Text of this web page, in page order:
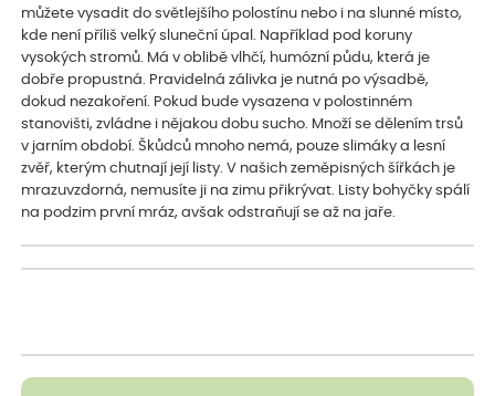
můžete vysadit do světlejšího polostínu nebo i na slunné místo,
kde není příliš velký sluneční úpal. Například pod koruny
vysokých stromů. Má v oblibě vlhčí, humózní půdu, která je
dobře propustná. Pravidelná zálivka je nutná po výsadbě,
dokud nezakoření. Pokud bude vysazena v polostinném
stanovišti, zvládne i nějakou dobu sucho. Množí se dělením trsů
v jarním období. Škůdců mnoho nemá, pouze slimáky a lesní
zvěř, kterým chutnají její listy. V našich zeměpisných šířkách je
mrazuvzdorná, nemusíte ji na zimu přikrývat. Listy bohyčky spálí
na podzim první mráz, avšak odstraňují se až na jaře.